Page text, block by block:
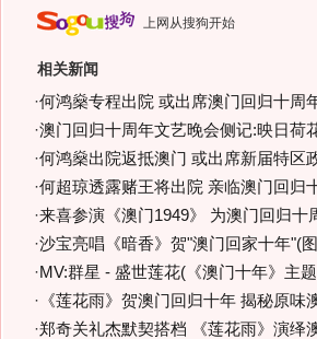
上网从搜狗开始
相关新闻
·何鸿燊专程出院 或出席澳门回归十周
·澳门回归十周年文艺晚会侧记:映日荷
·何鸿燊出院返抵澳门 或出席新届特区
·何超琼透露赌王将出院 亲临澳门回归
·来喜参演《澳门1949》 为澳门回归十
·沙宝亮唱《暗香》贺"澳门回家十年"(
·MV:群星 - 盛世莲花(《澳门十年》主
· 《莲花雨》贺澳门回归十年 揭秘原味
·郑奇关礼杰默契搭档 《莲花雨》演绎